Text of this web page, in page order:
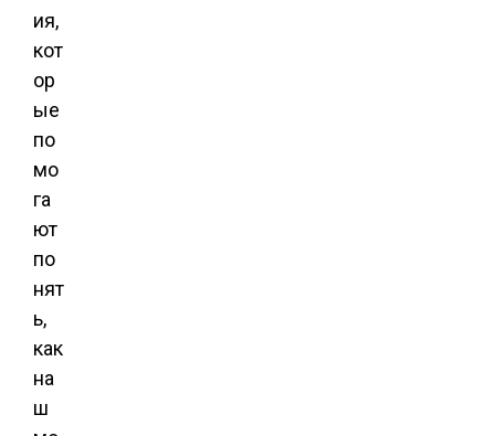
ия,
кот
ор
ые
по
мо
га
ют
по
нят
ь,
как
на
ш